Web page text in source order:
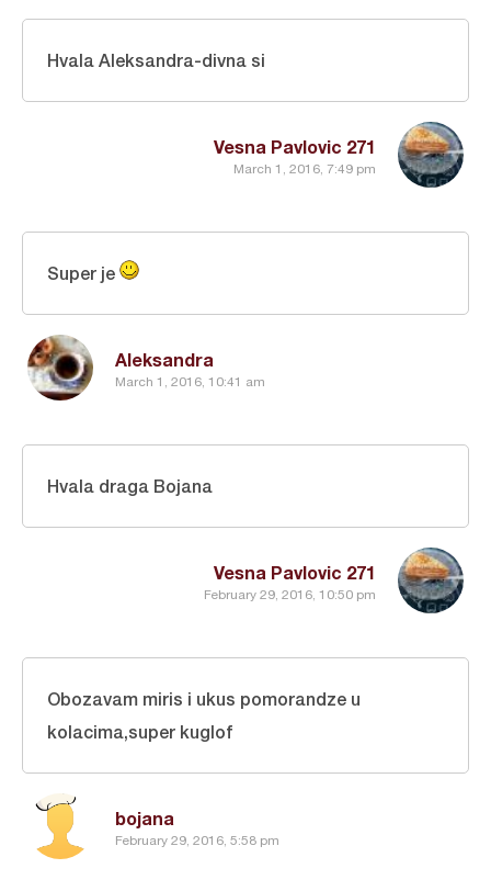
Vesna Pavlovic 271
March 1, 2016, 7:49 pm
Hvala Aleksandra-divna si
Aleksandra
March 1, 2016, 10:41 am
Super je
Vesna Pavlovic 271
February 29, 2016, 10:50 pm
Hvala draga Bojana
bojana
February 29, 2016, 5:58 pm
Obozavam miris i ukus pomorandze u
kolacima,super kuglof